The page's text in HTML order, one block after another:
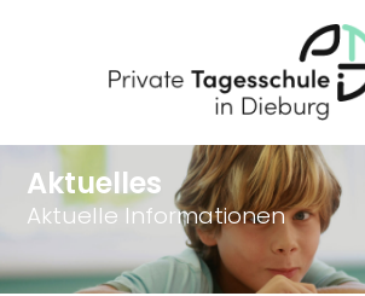
Aktuelle Informationen
Aktuelles